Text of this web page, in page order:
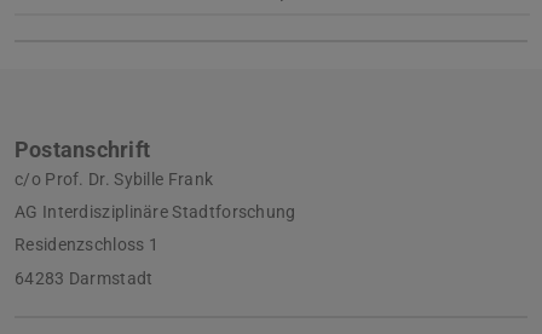
Postanschrift
c/o Prof. Dr. Sybille Frank
AG Interdisziplinäre Stadtforschung
Residenzschloss 1
64283 Darmstadt